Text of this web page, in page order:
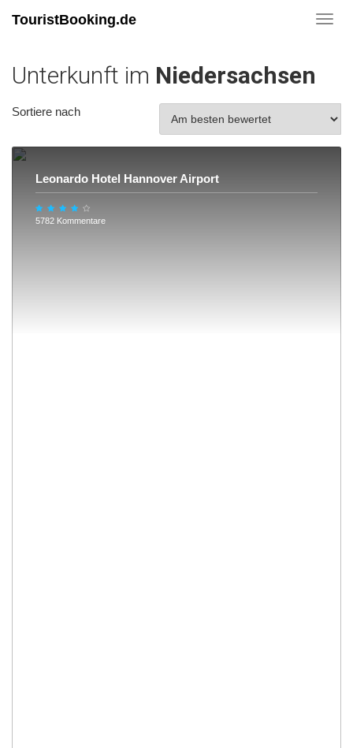
TouristBooking.de
Unterkunft im Niedersachsen
Sortiere nach
Leonardo Hotel Hannover Airport
5782 Kommentare